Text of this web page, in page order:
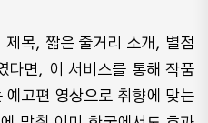
목, 짧은 줄거리 소개, 별점
다면, 이 서비스를 통해 작품
예고편 영상으로 취향에 맞는